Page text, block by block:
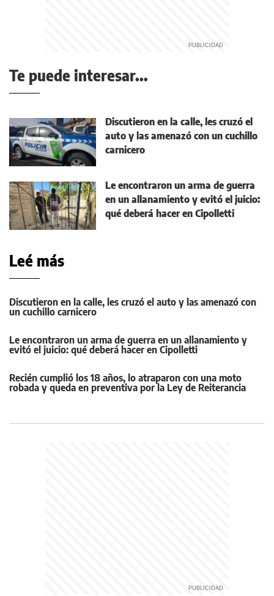
Te puede interesar...
Discutieron en la calle, les cruzó el
auto y las amenazó con un cuchillo
carnicero
Le encontraron un arma de guerra
en un allanamiento y evitó el juicio:
qué deberá hacer en Cipolletti
Leé más
Discutieron en la calle, les cruzó el auto y las amenazó con
un cuchillo carnicero
Le encontraron un arma de guerra en un allanamiento y
evitó el juicio: qué deberá hacer en Cipolletti
Recién cumplió los 18 años, lo atraparon con una moto
robada y queda en preventiva por la Ley de Reiterancia